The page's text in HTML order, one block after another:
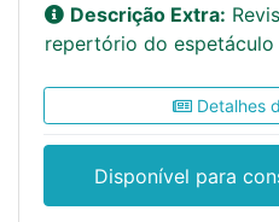
Descrição Extra:
repertório do espetáculo
Detalhes
Disponível para